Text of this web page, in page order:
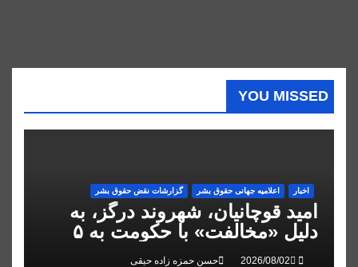
YOU MISSED
اخبار اعلاميه جهانی حقوق بشر گزارشات نقض حقوق بشر
امید قوچانیان، شهروند درگز، به
دلیل «مخالفت» با حکومت به ۵
سال زندان محکوم شد
حسن حمزه زاده حیقی